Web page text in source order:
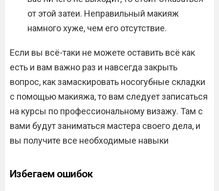
от этой затеи. Неправильный макияж
намного хуже, чем его отсутствие.
Если вы всё-таки не можете оставить всё как
есть и вам важно раз и навсегда закрыть
вопрос, как замаскировать носогубные складки
с помощью макияжа, то вам следует записаться
на курсы по профессиональному визажу. Там с
вами будут заниматься мастера своего дела, и
вы получите все необходимые навыки
Избегаем ошибок